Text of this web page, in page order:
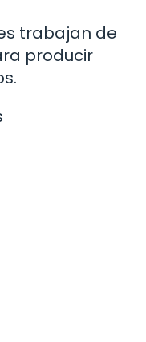
trabajan de
producir